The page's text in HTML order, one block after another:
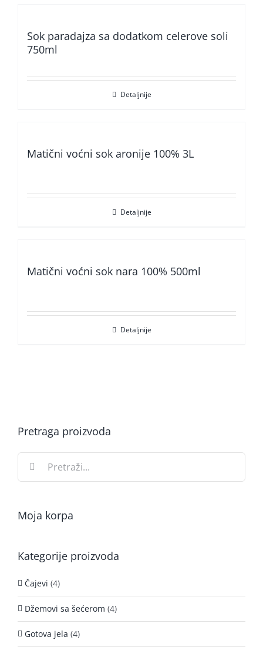
Sok paradajza sa dodatkom celerove soli
750ml
Detaljnije
Matični voćni sok aronije 100% 3L
Detaljnije
Matični voćni sok nara 100% 500ml
Detaljnije
Pretraga proizvoda
Search
for:
Moja korpa
Kategorije proizvoda
Čajevi (4)
Džemovi sa šećerom (4)
Gotova jela (4)